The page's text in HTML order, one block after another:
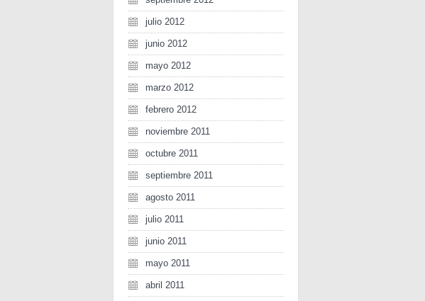
julio 2012
junio 2012
mayo 2012
marzo 2012
febrero 2012
noviembre 2011
octubre 2011
septiembre 2011
agosto 2011
julio 2011
junio 2011
mayo 2011
abril 2011